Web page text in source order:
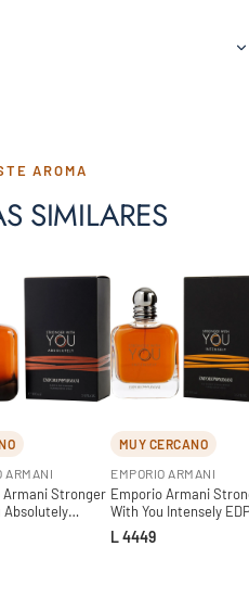
AROMA
SIMILARES
ARMANI
Armani Stronger
Absolutely
/ 100 ml
MUY CERCANO
EMPORIO ARMANI
Emporio Armani
With You Intensely
/ 100 ml
L 4449